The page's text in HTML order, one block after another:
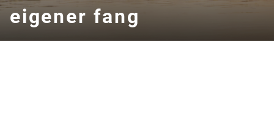
eigener fang